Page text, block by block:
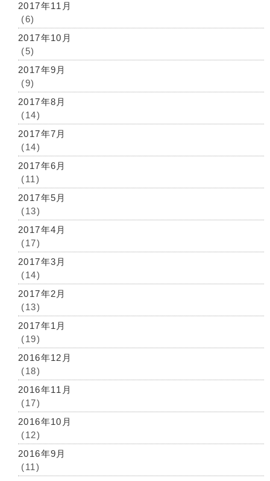
2017年11月
(6)
2017年10月
(5)
2017年9月
(9)
2017年8月
(14)
2017年7月
(14)
2017年6月
(11)
2017年5月
(13)
2017年4月
(17)
2017年3月
(14)
2017年2月
(13)
2017年1月
(19)
2016年12月
(18)
2016年11月
(17)
2016年10月
(12)
2016年9月
(11)